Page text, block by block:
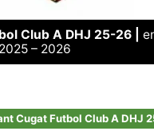
Club A DHJ 25-26
– 2026
Cugat Futbol Club A DHJ
Aquestes
cookies no